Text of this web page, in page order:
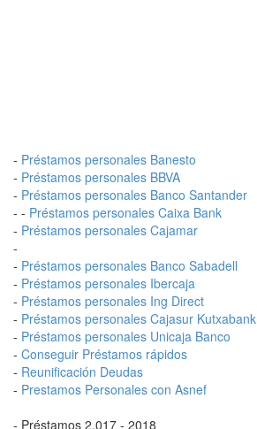
- Préstamos personales Banesto
- Préstamos personales BBVA
- Préstamos personales Banco Santander
- - Préstamos personales Caixa Bank
- Préstamos personales Cajamar
-
- Préstamos personales Banco Sabadell
- Préstamos personales Ibercaja
- Préstamos personales Ing Direct
- Préstamos personales Cajasur Kutxabank
- Préstamos personales Unicaja Banco
- Conseguir Préstamos rápidos
- Reunificación Deudas
- Prestamos Personales con Asnef
- Préstamos 2.017 - 2018